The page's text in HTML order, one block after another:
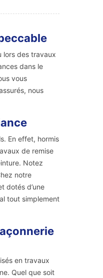
lors des travaux
dans le
vous
nous
En effet, hormis
de remise
Notez
notre
dotés d’une
tout simplement
en travaux
Quel que soit